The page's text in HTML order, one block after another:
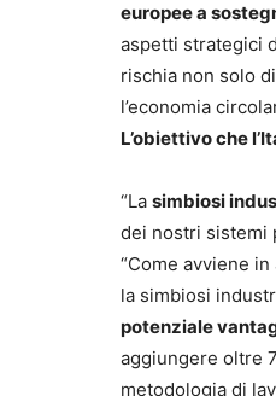
europee a
aspetti strategici
rischia non solo
l’economia
L’obiettivo che
“La simbiosi
dei nostri sistemi
“Come avviene
la simbiosi
potenziale
aggiungere oltre
metodologia di